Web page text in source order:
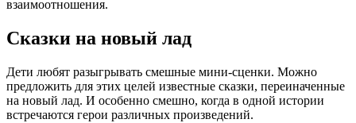
взаимоотношения.
Сказки на новый лад
Дети любят разыгрывать смешные мини-сценки. Можно
предложить для этих целей известные сказки, переиначенные
на новый лад. И особенно смешно, когда в одной истории
встречаются герои различных произведений.